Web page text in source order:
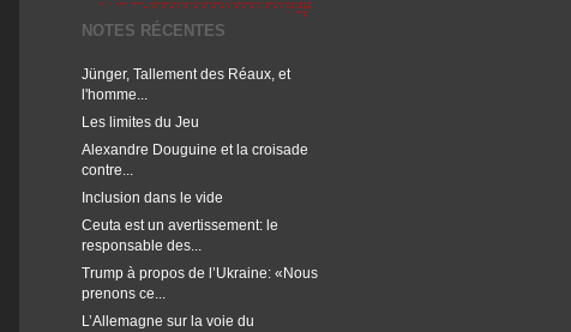
NOTES RÉCENTES
Jünger, Tallement des Réaux, et
l'homme...
Les limites du Jeu
Alexandre Douguine et la croisade
contre...
Inclusion dans le vide
Ceuta est un avertissement: le
responsable des...
Trump à propos de l’Ukraine: «Nous
prenons ce...
L’Allemagne sur la voie du